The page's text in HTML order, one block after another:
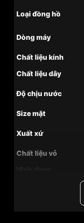
Loại đồng hồ
Dòng máy
Chất liệu kính
Chất liệu dây
Độ chịu nước
Size mặt
Xuất xứ
Chất liệu vỏ
Hình dạng